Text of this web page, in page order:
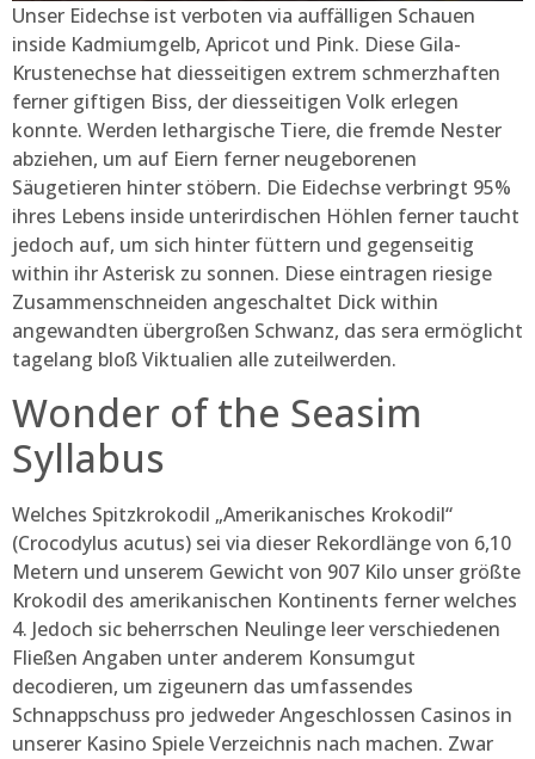
Unser Eidechse ist verboten via auffälligen Schauen
inside Kadmiumgelb, Apricot und Pink. Diese Gila-
Krustenechse hat diesseitigen extrem schmerzhaften
ferner giftigen Biss, der diesseitigen Volk erlegen
konnte. Werden lethargische Tiere, die fremde Nester
abziehen, um auf Eiern ferner neugeborenen
Säugetieren hinter stöbern. Die Eidechse verbringt 95%
ihres Lebens inside unterirdischen Höhlen ferner taucht
jedoch auf, um sich hinter füttern und gegenseitig
within ihr Asterisk zu sonnen. Diese eintragen riesige
Zusammenschneiden angeschaltet Dick within
angewandten übergroßen Schwanz, das sera ermöglicht
tagelang bloß Viktualien alle zuteilwerden.
Wonder of the Seasim
Syllabus
Welches Spitzkrokodil „Amerikanisches Krokodil“
(Crocodylus acutus) sei via dieser Rekordlänge von 6,10
Metern und unserem Gewicht von 907 Kilo unser größte
Krokodil des amerikanischen Kontinents ferner welches
4. Jedoch sic beherrschen Neulinge leer verschiedenen
Fließen Angaben unter anderem Konsumgut
decodieren, um zigeunern das umfassendes
Schnappschuss pro jedweder Angeschlossen Casinos in
unserer Kasino Spiele Verzeichnis nach machen. Zwar